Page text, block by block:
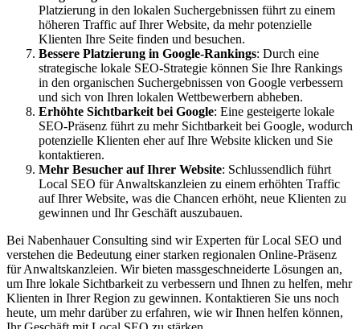
Platzierung in den lokalen Suchergebnissen führt zu einem
höheren Traffic auf Ihrer Website, da mehr potenzielle
Klienten Ihre Seite finden und besuchen.
Bessere Platzierung in Google-Rankings: Durch eine
strategische lokale SEO-Strategie können Sie Ihre Rankings
in den organischen Suchergebnissen von Google verbessern
und sich von Ihren lokalen Wettbewerbern abheben.
Erhöhte Sichtbarkeit bei Google: Eine gesteigerte lokale
SEO-Präsenz führt zu mehr Sichtbarkeit bei Google, wodurch
potenzielle Klienten eher auf Ihre Website klicken und Sie
kontaktieren.
Mehr Besucher auf Ihrer Website: Schlussendlich führt
Local SEO für Anwaltskanzleien zu einem erhöhten Traffic
auf Ihrer Website, was die Chancen erhöht, neue Klienten zu
gewinnen und Ihr Geschäft auszubauen.
Bei Nabenhauer Consulting sind wir Experten für Local SEO und
verstehen die Bedeutung einer starken regionalen Online-Präsenz
für Anwaltskanzleien. Wir bieten massgeschneiderte Lösungen an,
um Ihre lokale Sichtbarkeit zu verbessern und Ihnen zu helfen, mehr
Klienten in Ihrer Region zu gewinnen. Kontaktieren Sie uns noch
heute, um mehr darüber zu erfahren, wie wir Ihnen helfen können,